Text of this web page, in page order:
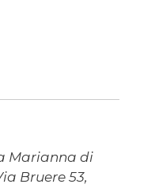
Marianna di
Bruere 53,